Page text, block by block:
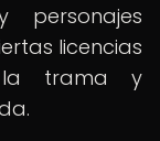
licencias
la trama y